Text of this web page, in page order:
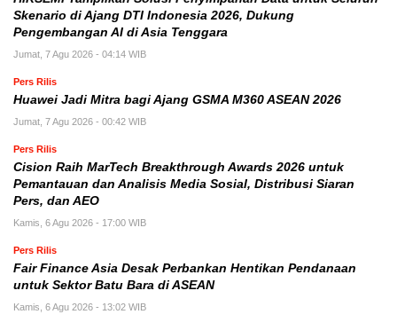
Skenario di Ajang DTI Indonesia 2026, Dukung
Pengembangan AI di Asia Tenggara
Jumat, 7 Agu 2026 - 04:14 WIB
Pers Rilis
Huawei Jadi Mitra bagi Ajang GSMA M360 ASEAN 2026
Jumat, 7 Agu 2026 - 00:42 WIB
Pers Rilis
Cision Raih MarTech Breakthrough Awards 2026 untuk
Pemantauan dan Analisis Media Sosial, Distribusi Siaran
Pers, dan AEO
Kamis, 6 Agu 2026 - 17:00 WIB
Pers Rilis
Fair Finance Asia Desak Perbankan Hentikan Pendanaan
untuk Sektor Batu Bara di ASEAN
Kamis, 6 Agu 2026 - 13:02 WIB